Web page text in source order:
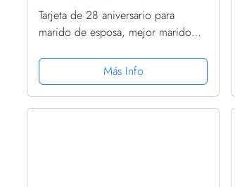
Tarjeta de 28 aniversario para
marido de esposa, mejor marido
inglés "I Love You", tarjetas de feliz
28 aniversario de boda...
Más Info